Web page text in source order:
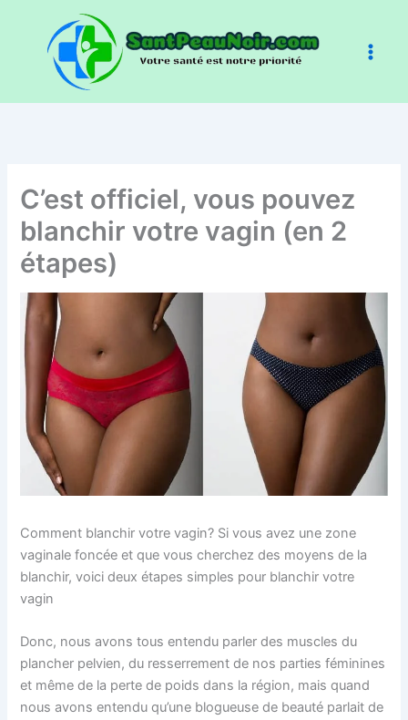
contenu
C’est officiel, vous pouvez
blanchir votre vagin (en 2
étapes)
Comment blanchir votre vagin? Si vous avez une zone
vaginale foncée et que vous cherchez des moyens de la
blanchir, voici deux étapes simples pour blanchir votre
vagin
Donc, nous avons tous entendu parler des muscles du
plancher pelvien, du resserrement de nos parties féminines
et même de la perte de poids dans la région, mais quand
nous avons entendu qu’une blogueuse de beauté parlait de